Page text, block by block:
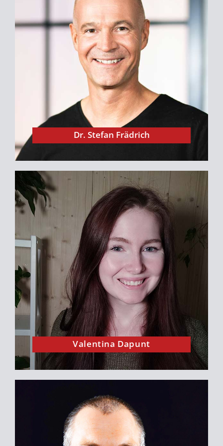
Dr. Stefan Frädrich
Stefan Frädrich und mich verbindet seit der
ersten CONTRA eine Freundschaft. Mit
Greator hat er die deutsche Speaker-Szene
revolutioniert, und ich bin stolz, dass er das
Vorwort zum Buch beisteuert.
Valentina Dapunt
Valentina Dapunt steht für eine ganz neue
Generation von Privatanlegern. Wer
verstehen will, wie junge Leute heute über
Geld denken, sollte zuhören, was diese
geniale Finanzbloggerin zu sagen hat.